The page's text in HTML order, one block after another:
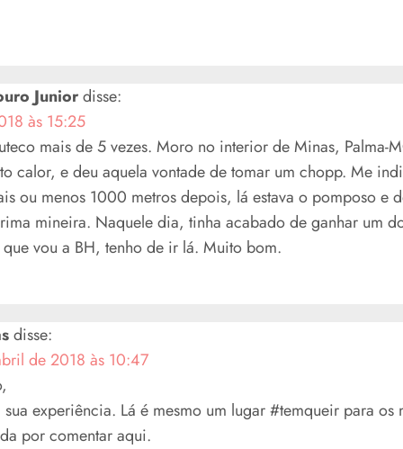
Junior disse:
às 15:25
mais de 5 vezes. Moro no interior de Minas, Palma-
calor, e deu aquela vontade de tomar um chopp. Me
ou menos 1000 metros depois, lá estava o pomposo e
mineira. Naquele dia, tinha acabado de ganhar um
que vou a BH, tenho de ir lá. Muito bom.
disse:
de 2018 às 10:47
experiência. Lá é mesmo um lugar #temqueir para
por comentar aqui.